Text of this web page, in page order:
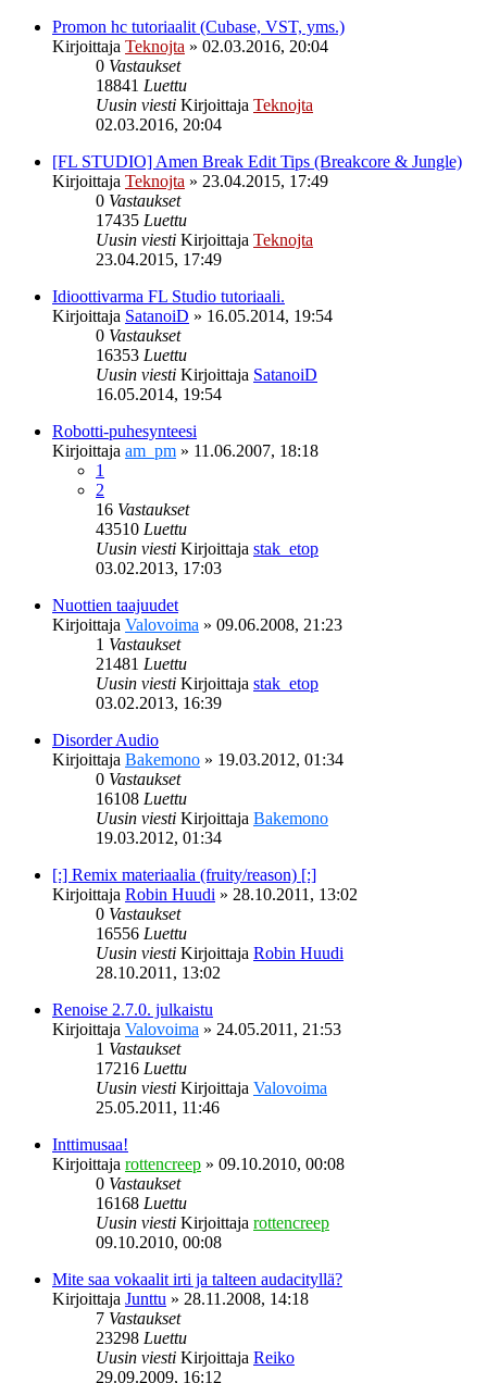
Promon hc tutoriaalit (Cubase, VST, yms.)
Kirjoittaja Teknojta » 02.03.2016, 20:04
0 Vastaukset
18841 Luettu
Uusin viesti Kirjoittaja Teknojta
02.03.2016, 20:04
[FL STUDIO] Amen Break Edit Tips (Breakcore & Jungle)
Kirjoittaja Teknojta » 23.04.2015, 17:49
0 Vastaukset
17435 Luettu
Uusin viesti Kirjoittaja Teknojta
23.04.2015, 17:49
Idioottivarma FL Studio tutoriaali.
Kirjoittaja SatanoiD » 16.05.2014, 19:54
0 Vastaukset
16353 Luettu
Uusin viesti Kirjoittaja SatanoiD
16.05.2014, 19:54
Robotti-puhesynteesi
Kirjoittaja am_pm » 11.06.2007, 18:18
1
2
16 Vastaukset
43510 Luettu
Uusin viesti Kirjoittaja stak_etop
03.02.2013, 17:03
Nuottien taajuudet
Kirjoittaja Valovoima » 09.06.2008, 21:23
1 Vastaukset
21481 Luettu
Uusin viesti Kirjoittaja stak_etop
03.02.2013, 16:39
Disorder Audio
Kirjoittaja Bakemono » 19.03.2012, 01:34
0 Vastaukset
16108 Luettu
Uusin viesti Kirjoittaja Bakemono
19.03.2012, 01:34
[:] Remix materiaalia (fruity/reason) [:]
Kirjoittaja Robin Huudi » 28.10.2011, 13:02
0 Vastaukset
16556 Luettu
Uusin viesti Kirjoittaja Robin Huudi
28.10.2011, 13:02
Renoise 2.7.0. julkaistu
Kirjoittaja Valovoima » 24.05.2011, 21:53
1 Vastaukset
17216 Luettu
Uusin viesti Kirjoittaja Valovoima
25.05.2011, 11:46
Inttimusaa!
Kirjoittaja rottencreep » 09.10.2010, 00:08
0 Vastaukset
16168 Luettu
Uusin viesti Kirjoittaja rottencreep
09.10.2010, 00:08
Mite saa vokaalit irti ja talteen audacityllä?
Kirjoittaja Junttu » 28.11.2008, 14:18
7 Vastaukset
23298 Luettu
Uusin viesti Kirjoittaja Reiko
29.09.2009, 16:12